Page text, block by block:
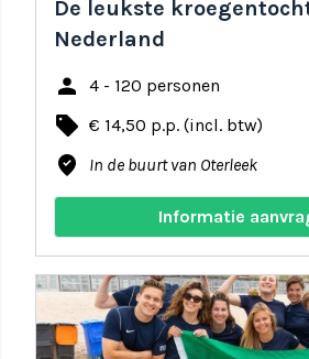
De leukste
Nederland
person 4 - 120 personen
local_offer € 14,50 p.p. (incl. btw)
where_to_vote In de buurt van Oterleek
Informatie